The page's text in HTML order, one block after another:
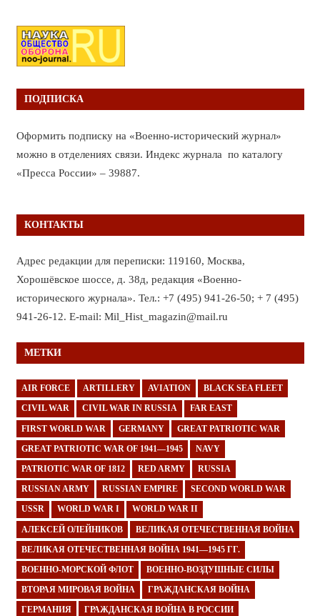
ПОДПИСКА
Оформить подписку на «Военно-исторический журнал»
можно в отделениях связи. Индекс журнала по каталогу
«Пресса России» – 39887.
КОНТАКТЫ
Адрес редакции для переписки: 119160, Москва,
Хорошёвское шоссе, д. 38д, редакция «Военно-
исторического журнала». Тел.: +7 (495) 941-26-50; + 7 (495)
941-26-12. E-mail: Mil_Hist_magazin@mail.ru
МЕТКИ
AIR FORCE ARTILLERY AVIATION BLACK SEA FLEET
CIVIL WAR CIVIL WAR IN RUSSIA FAR EAST
FIRST WORLD WAR GERMANY GREAT PATRIOTIC WAR
GREAT PATRIOTIC WAR OF 1941—1945 NAVY
PATRIOTIC WAR OF 1812 RED ARMY RUSSIA
RUSSIAN ARMY RUSSIAN EMPIRE SECOND WORLD WAR
USSR WORLD WAR I WORLD WAR II
АЛЕКСЕЙ ОЛЕЙНИКОВ ВЕЛИКАЯ ОТЕЧЕСТВЕННАЯ ВОЙНА
ВЕЛИКАЯ ОТЕЧЕСТВЕННАЯ ВОЙНА 1941—1945 ГГ.
ВОЕННО-МОРСКОЙ ФЛОТ ВОЕННО-ВОЗДУШНЫЕ СИЛЫ
ВТОРАЯ МИРОВАЯ ВОЙНА ГРАЖДАНСКАЯ ВОЙНА
ГЕРМАНИЯ ГРАЖДАНСКАЯ ВОЙНА В РОССИИ